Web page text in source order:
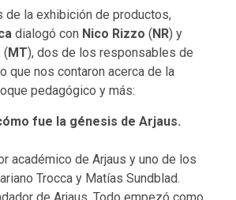
de la exhibición de productos,
dialogó con Nico Rizzo (NR) y
(MT), dos de los responsables de
que nos contaron acerca de la
pedagógico y más:
fue la génesis de Arjaus.
académico de Arjaus y uno de los
Trocca y Matías Sundblad.